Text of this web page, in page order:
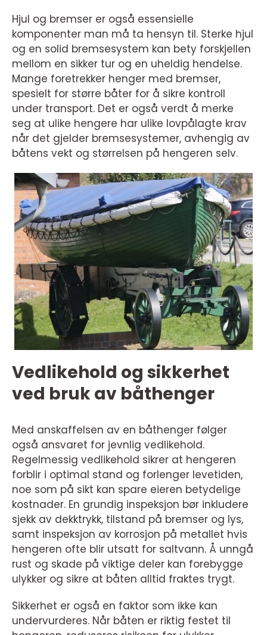
Hjul og bremser er også essensielle
komponenter man må ta hensyn til. Sterke hjul
og en solid bremsesystem kan bety forskjellen
mellom en sikker tur og en uheldig hendelse.
Mange foretrekker henger med bremser,
spesielt for større båter for å sikre kontroll
under transport. Det er også verdt å merke
seg at ulike hengere har ulike lovpålagte krav
når det gjelder bremsesystemer, avhengig av
båtens vekt og størrelsen på hengeren selv.
Vedlikehold og sikkerhet
ved bruk av båthenger
Med anskaffelsen av en båthenger følger
også ansvaret for jevnlig vedlikehold.
Regelmessig vedlikehold sikrer at hengeren
forblir i optimal stand og forlenger levetiden,
noe som på sikt kan spare eieren betydelige
kostnader. En grundig inspeksjon bør inkludere
sjekk av dekktrykk, tilstand på bremser og lys,
samt inspeksjon av korrosjon på metallet hvis
hengeren ofte blir utsatt for saltvann. Å unngå
rust og skade på viktige deler kan forebygge
ulykker og sikre at båten alltid fraktes trygt.
Sikkerhet er også en faktor som ikke kan
undervurderes. Når båten er riktig festet til